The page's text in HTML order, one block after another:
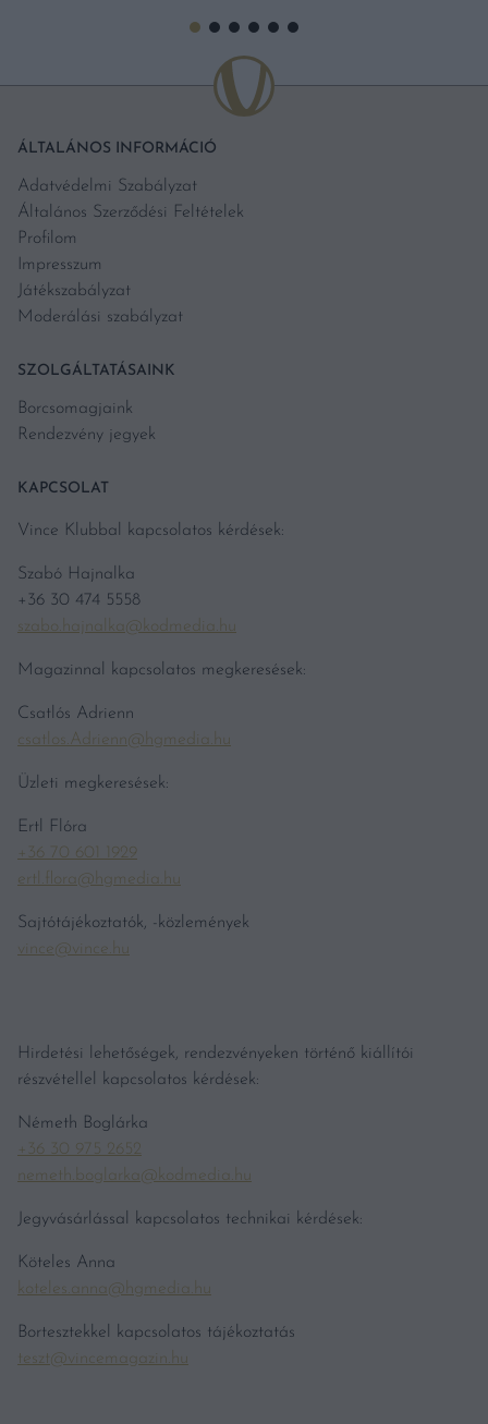
ÁLTALÁNOS INFORMÁCIÓ
Adatvédelmi Szabályzat
Általános Szerződési Feltételek
Profilom
Impresszum
Játékszabályzat
Moderálási szabályzat
SZOLGÁLTATÁSAINK
Borcsomagjaink
Rendezvény jegyek
KAPCSOLAT
Vince Klubbal kapcsolatos kérdések:
Szabó Hajnalka
+36 30 474 5558
szabo.hajnalka@kodmedia.hu
Magazinnal kapcsolatos megkeresések:
Csatlós Adrienn
csatlos.Adrienn@hgmedia.hu
Üzleti megkeresések:
Ertl Flóra
+36 70 601 1929
ertl.flora@hgmedia.hu
Sajtótájékoztatók, -közlemények
vince@vince.hu
Hirdetési lehetőségek, rendezvényeken történő kiállítói
részvétellel kapcsolatos kérdések:
Németh Boglárka
+36 30 975 2652
nemeth.boglarka@kodmedia.hu
Jegyvásárlással kapcsolatos technikai kérdések:
Köteles Anna
koteles.anna@hgmedia.hu
Bortesztekkel kapcsolatos tájékoztatás
teszt@vincemagazin.hu